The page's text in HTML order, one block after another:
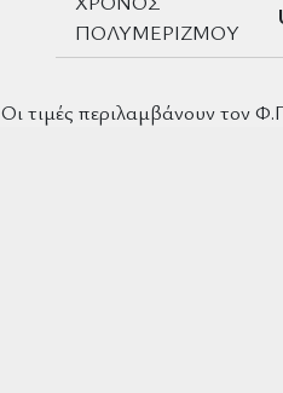
ΠΟΛΥΜΕΡΙΖΜΟΥ
Οι τιμές περιλαμβάνουν τον